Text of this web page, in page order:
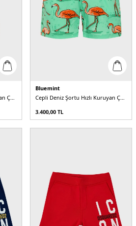
Cepli Deniz Şortu Hızlı Kuruyan Çocuk Mayo Short
Bluemint
Cepli Deniz Şortu Hızlı Kuruyan Çocuk Mayo Short
3.400,00 TL